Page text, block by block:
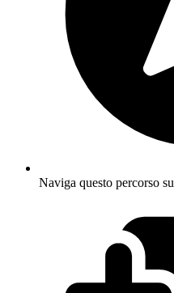
Naviga questo percorso su